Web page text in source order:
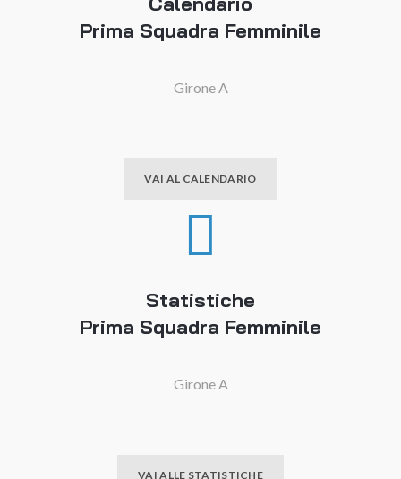
Prima Squadra Femminile
Girone A
VAI AL CALENDARIO
Statistiche
Prima Squadra Femminile
Girone A
VAI ALLE STATISTICHE